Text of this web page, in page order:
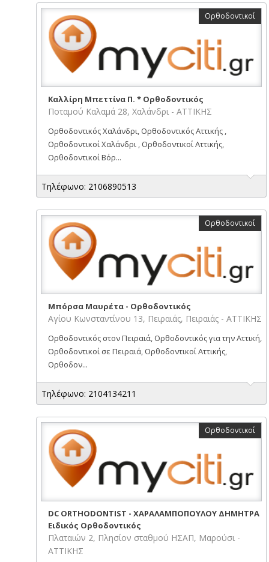
Ορθοδοντικοί
Καλλίρη Μπεττίνα Π. * Ορθοδοντικός
Ποταμού Καλαμά 28, Χαλάνδρι - ΑΤΤΙΚΗΣ
Ορθοδοντικός Χαλάνδρι, Ορθοδοντικός Αττικής ,
Ορθοδοντικοί Χαλάνδρι , Ορθοδοντικοί Αττικής,
Ορθοδοντικοί Βόρ...
Τηλέφωνο: 2106890513
Ορθοδοντικοί
Μπόρσα Μαυρέτα - Ορθοδοντικός
Αγίου Κωνσταντίνου 13, Πειραιάς, Πειραιάς - ΑΤΤΙΚΗΣ
Ορθοδοντικός στον Πειραιά, Ορθοδοντικός για την Αττική,
Ορθοδοντικοί σε Πειραιά, Ορθοδοντικοί Αττικής,
Ορθοδον...
Τηλέφωνο: 2104134211
Ορθοδοντικοί
DC ORTHODONTIST - ΧΑΡΑΛΑΜΠΟΠΟΥΛΟΥ ΔΗΜΗΤΡΑ
Ειδικός Ορθοδοντικός
Πλαταιών 2, Πλησίον σταθμού ΗΣΑΠ, Μαρούσι -
ΑΤΤΙΚΗΣ